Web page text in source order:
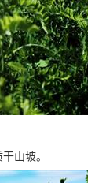
山坡。